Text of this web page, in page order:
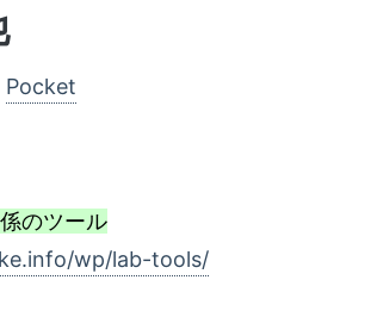
Pocket
のツール
wp/lab-tools/